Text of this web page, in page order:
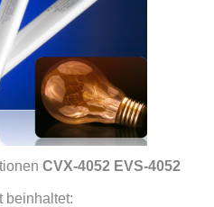
CVX-4052 EVS-4052
beinhaltet: